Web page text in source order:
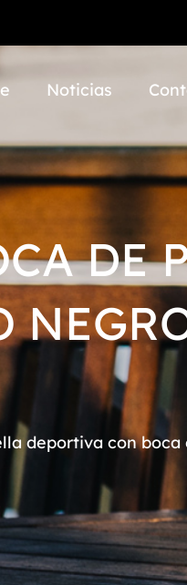
Noticias
DE
deportiva con